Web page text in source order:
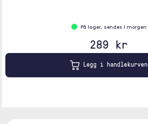
På lager, sendes i morgen
289 kr
Legg i handlekurven